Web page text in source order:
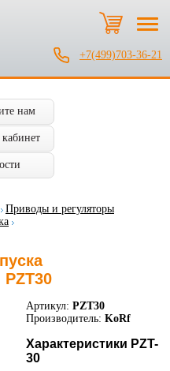
+7(499)703-36-21
нам
Приводы и регуляторы
Артикул: PZT30
Производитель: KoRf
Характеристики PZT-
30